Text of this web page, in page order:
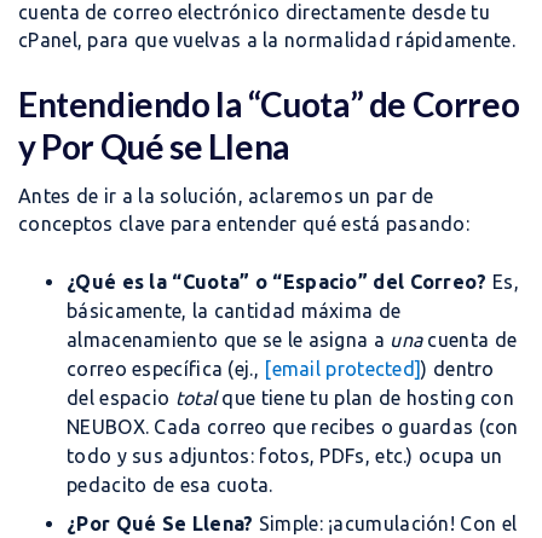
cuenta de correo electrónico directamente desde tu
cPanel, para que vuelvas a la normalidad rápidamente.
Entendiendo la “Cuota” de Correo
y Por Qué se Llena
Antes de ir a la solución, aclaremos un par de
conceptos clave para entender qué está pasando:
¿Qué es la “Cuota” o “Espacio” del Correo? Es,
básicamente, la cantidad máxima de
almacenamiento que se le asigna a unacuenta de
correo específica (ej., [email protected]) dentro
del espacio totalque tiene tu plan de hosting con
NEUBOX. Cada correo que recibes o guardas (con
todo y sus adjuntos: fotos, PDFs, etc.) ocupa un
pedacito de esa cuota.
¿Por Qué Se Llena? Simple: ¡acumulación! Con el